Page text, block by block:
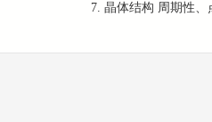
7. 晶体结构 周期性